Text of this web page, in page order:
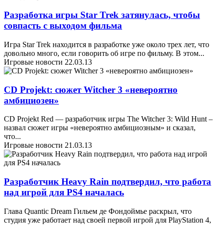
Разработка игры Star Trek затянулась, чтобы
совпасть с выходом фильма
Игра Star Trek находится в разработке уже около трех лет, что
довольно много, если говорить об игре по фильму. В этом...
Игровые новости 22.03.13
CD Projekt: сюжет Witcher 3 «невероятно
амбициозен»
CD Projekt Red — разработчик игры The Witcher 3: Wild Hunt –
назвал сюжет игры «невероятно амбициозным» и сказал,
что...
Игровые новости 21.03.13
Разработчик Heavy Rain подтвердил, что работа
над игрой для PS4 началась
Глава Quantic Dream Гильем де Фондоймье раскрыл, что
студия уже работает над своей первой игрой для PlayStation 4,